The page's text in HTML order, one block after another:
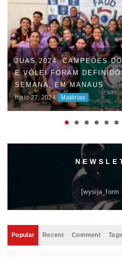
JUAS 2024: CAMPEÕES
E VÔLEI FORAM
SEMANA, EM MANAUS
maio 27, 2024 Matérias
[wysija_form
Popular Recent Comment Tags